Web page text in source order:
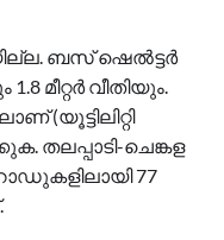
ബസ് ഷെൽട്ടർ
മീറ്റർ വീതിയും.
(യൂട്ടിലിറ്റി
തലപ്പാടി-ചെങ്കള
77